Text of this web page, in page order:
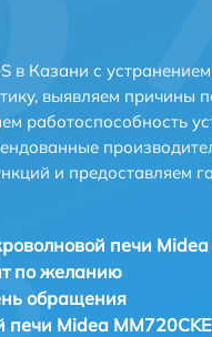
в Казани с
выявляем причины
работоспособность
и предоставляем
печи
по желанию
обращения
печи Midea